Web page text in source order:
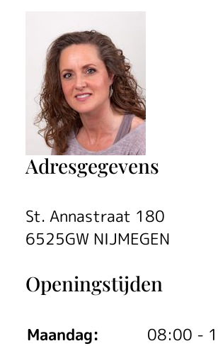
Adresgegevens
St. Annastraat 180
6525GW NIJMEGEN
Openingstijden
Maandag:
08:00 -